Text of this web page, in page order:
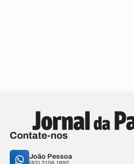
Contate-nos
João Pessoa